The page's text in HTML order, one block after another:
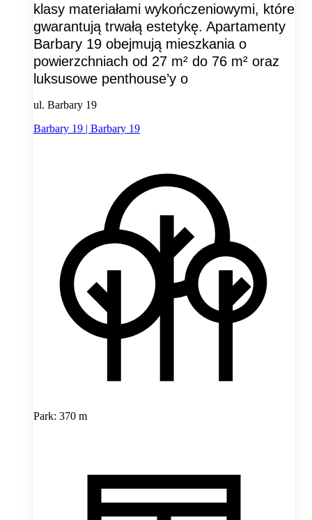
klasy materiałami wykończeniowymi, które
gwarantują trwałą estetykę. Apartamenty
Barbary 19 obejmują mieszkania o
powierzchniach od 27 m² do 76 m² oraz
luksusowe penthouse’y o
ul. Barbary 19
Barbary 19 | Barbary 19
Park: 370 m